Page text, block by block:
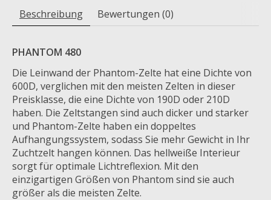
Beschreibung Bewertungen (0)
PHANTOM 480
Die Leinwand der Phantom-Zelte hat eine Dichte von
600D, verglichen mit den meisten Zelten in dieser
Preisklasse, die eine Dichte von 190D oder 210D
haben. Die Zeltstangen sind auch dicker und starker
und Phantom-Zelte haben ein doppeltes
Aufhangungssystem, sodass Sie mehr Gewicht in Ihr
Zuchtzelt hangen können. Das hellweiße Interieur
sorgt für optimale Lichtreflexion. Mit den
einzigartigen Größen von Phantom sind sie auch
größer als die meisten Zelte.